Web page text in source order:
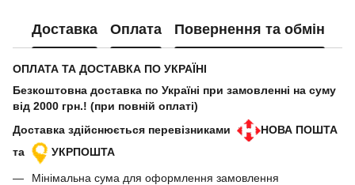
Доставка Оплата Повернення та обмін
ОПЛАТА ТА ДОСТАВКА ПО УКРАЇНІ
Безкоштовна доставка по Україні при замовленні на суму
від 2000 грн.! (при повній оплаті)
Доставка здійснюється перевізниками
НОВА ПОШТА
та
УКРПОШТА
Мінімальна сума для оформлення замовлення